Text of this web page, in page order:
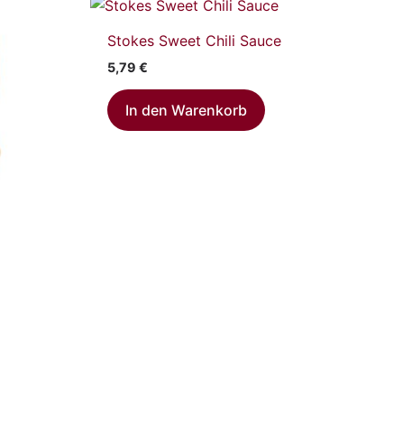
Stokes Sweet Chili Sauce
5,79€
In den Warenkorb